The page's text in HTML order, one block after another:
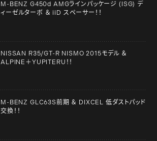
M-BENZ G450d AMGラインパッケージ (ISG) デ
ィーゼルターボ ＆ iiD スペーサー！！
NISSAN R35/GT-R NISMO 2015モデル ＆
ALPINE＋YUPITERU！！
M-BENZ GLC63S前期 ＆ DIXCEL 低ダストパッド
交換！！